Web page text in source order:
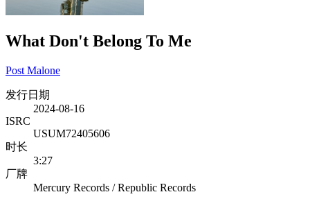
What Don't Belong To Me
Post Malone
发行日期
2024-08-16
ISRC
USUM72405606
时长
3:27
厂牌
Mercury Records / Republic Records